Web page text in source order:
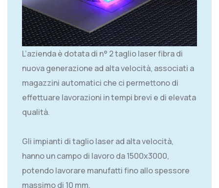
L’azienda è dotata di n° 2 taglio laser fibra di
nuova generazione ad alta velocità, associati a
magazzini automatici che ci permettono di
effettuare lavorazioni in tempi brevi e di elevata
qualità.
Gli impianti di taglio laser ad alta velocità,
hanno un campo di lavoro da 1500x3000,
potendo lavorare manufatti fino allo spessore
massimo di 10 mm.